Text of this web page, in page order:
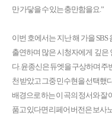
만 가닿을 수 있는 충만함을요.”
이번 호에서는 지난 해 가을
출연하며 많은 시청자에게 깊은
다. 윤종신은 듀엣을 구상하며
천 받았고 그중 민수현을 선택했
배경으로 하는 이 곡의 정서와 잘
품고 있다면 리페어 버전은 보사